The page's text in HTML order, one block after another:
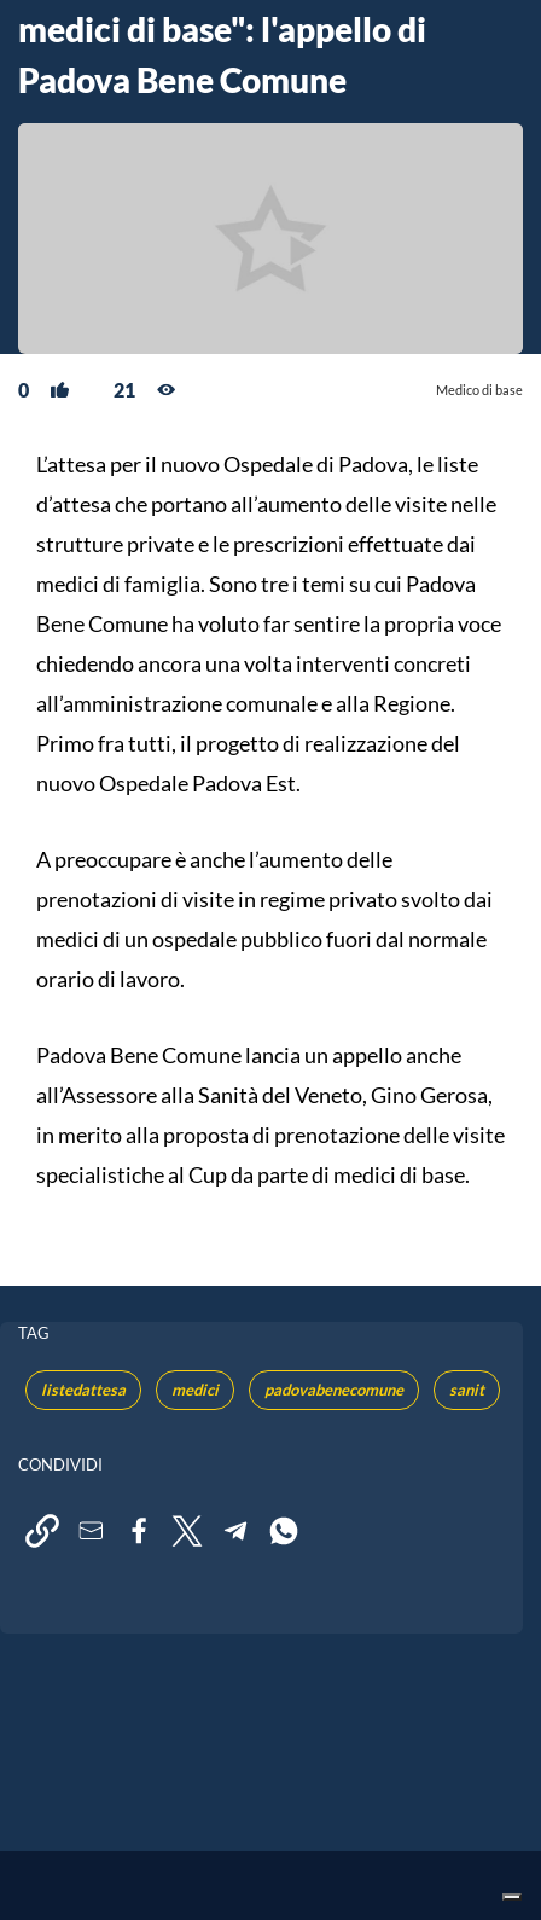
medici di base": l'appello di
Padova Bene Comune
0 21 Medico di base
L’attesa per il nuovo Ospedale di Padova, le liste
d’attesa che portano all’aumento delle visite nelle
strutture private e le prescrizioni effettuate dai
medici di famiglia. Sono tre i temi su cui Padova
Bene Comune ha voluto far sentire la propria voce
chiedendo ancora una volta interventi concreti
all’amministrazione comunale e alla Regione.
Primo fra tutti, il progetto di realizzazione del
nuovo Ospedale Padova Est.
A preoccupare è anche l’aumento delle
prenotazioni di visite in regime privato svolto dai
medici di un ospedale pubblico fuori dal normale
orario di lavoro.
Padova Bene Comune lancia un appello anche
all’Assessore alla Sanità del Veneto, Gino Gerosa,
in merito alla proposta di prenotazione delle visite
specialistiche al Cup da parte di medici di base.
TAG
listedattesa medici padovabenecomune sanit
CONDIVIDI